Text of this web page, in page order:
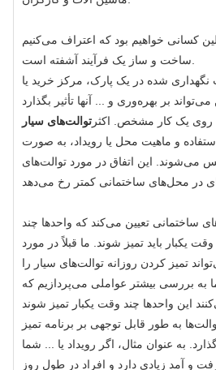
کسانی خواهیم بود که اعتراف می‌کنیم
نگهداری شده در یک پارک، مرکز خرید یا
روی یک کار مشخص. اکثر توالت‌های سیار
و ماهیت محل یا رویداد، به صورت
می‌شوند. این اتفاق در مورد توالت‌های
ساختمانی تعیین می‌کند که واحدها چند
تمیز کردن روزانه توالت‌های سیار را
به بررسی بیشتر عواملی می‌پردازیم که
به طور قابل توجهی بر برنامه تمیز
و آمد زیادی دارد و افراد در طول روز